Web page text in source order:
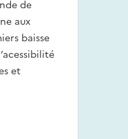
de
aux
baisse
et